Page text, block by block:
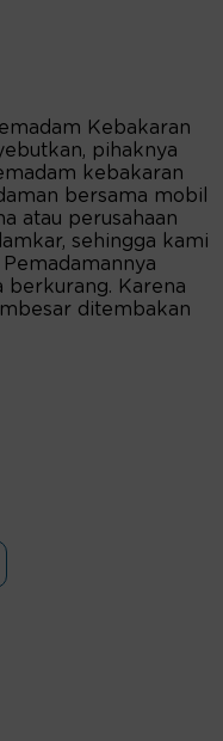
Kebakaran
pihaknya
kebakaran
bersama mobil
atau perusahaan
sehingga kami
berkurang. Karena
ditembakan